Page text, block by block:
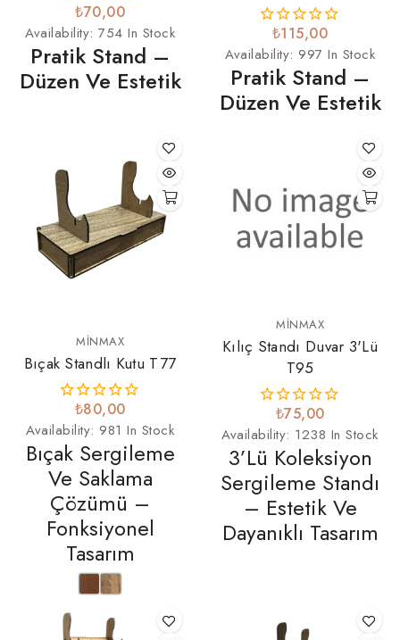
₺70,00
Availability: 754 In Stock
Pratik Stand –
Düzen Ve Estetik
₺115,00
Availability: 997 In Stock
Pratik Stand –
Düzen Ve Estetik
MINMAX
Bıçak Standlı Kutu T77
₺80,00
Availability: 981 In Stock
Bıçak Sergileme
Ve Saklama
Çözümü –
Fonksiyonel
Tasarım
MINMAX
Kılıç Standı Duvar 3'lü
T95
₺75,00
Availability: 1238 In Stock
3’lü Koleksiyon
Sergileme Standı
– Estetik Ve
Dayanıklı Tasarım